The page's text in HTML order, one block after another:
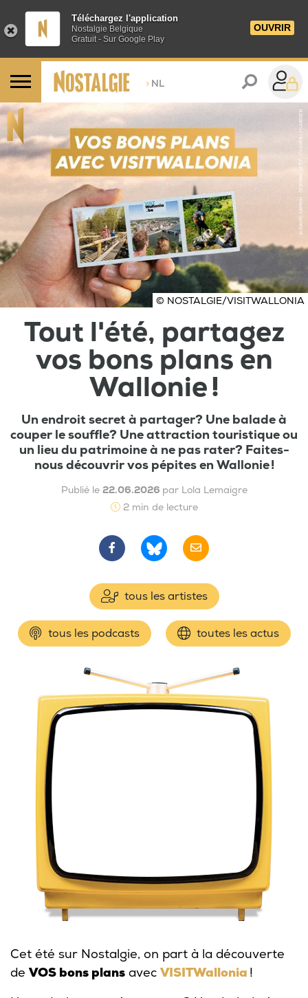
Téléchargez l'application
Nostalgie Belgique
Gratuit - Sur Google Play
OUVRIR
> NL
© NOSTALGIE/VISITWALLONIA
Tout l'été, partagez
vos bons plans en
Wallonie !
Un endroit secret à partager? Une balade à
couper le souffle? Une attraction touristique ou
un lieu du patrimoine à ne pas rater? Faites-
nous découvrir vos pépites en Wallonie !
Publié le 22.06.2026 par Lola Lemaigre
2 min de lecture
tous les artistes
tous les podcasts toutes les actus
Cet été sur Nostalgie, on part à la découverte
de VOS bons plans avec VISITWallonia !